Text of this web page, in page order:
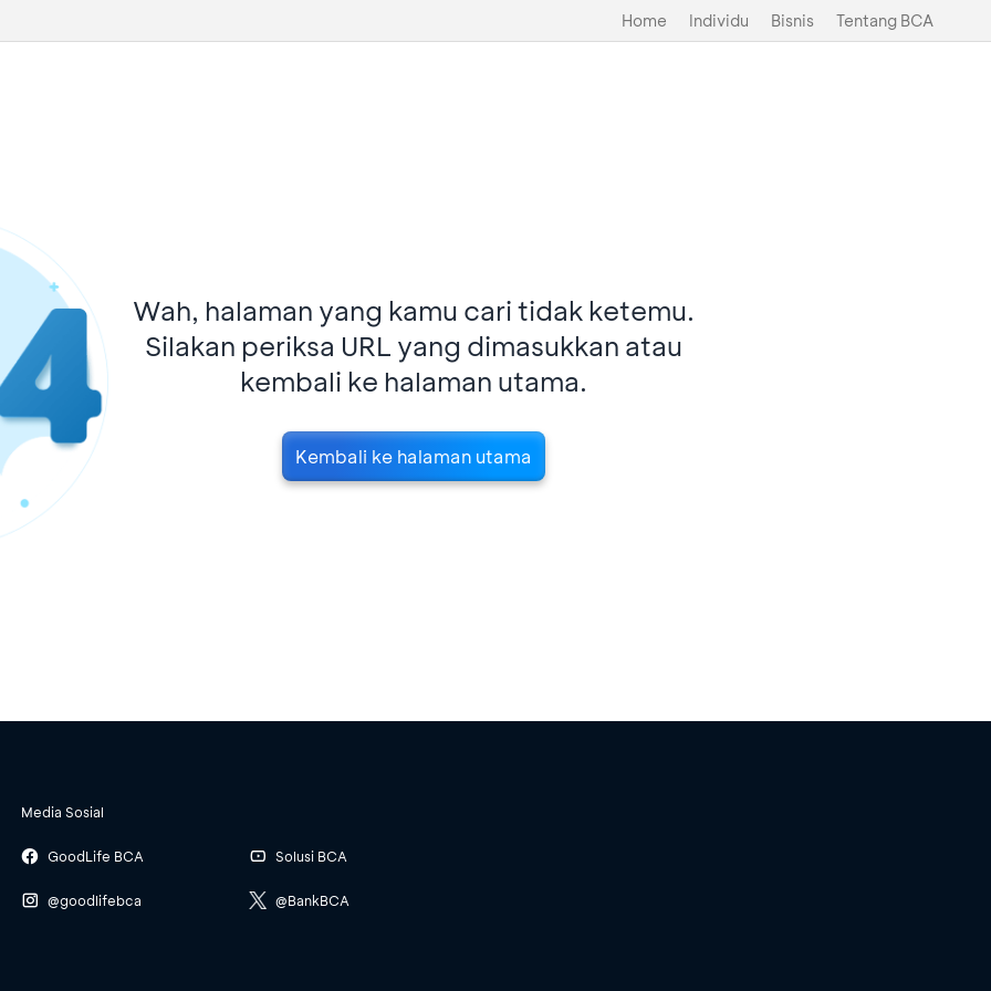
Home Individu Bisnis Tentang BCA
Wah, halaman yang kamu cari tidak ketemu.
Silakan periksa URL yang dimasukkan atau
kembali ke halaman utama.
Kembali ke halaman utama
Media Sosial
GoodLife BCA
@goodlifebca
Solusi BCA
@BankBCA